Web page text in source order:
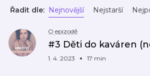
Řadit dle: Nejnovější Nejstarší
O epizodě
#3 Děti do kaváren
1. 4. 2023 17 min